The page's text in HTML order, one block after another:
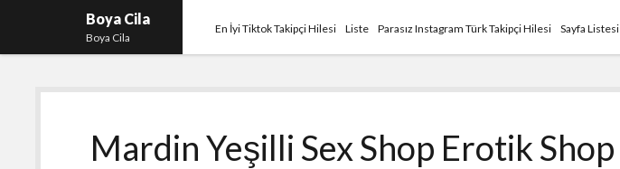
Boya Cila
Boya Cila
En İyi Tiktok Takipçi Hilesi Liste Parasız Instagram Türk Takipçi Hilesi Sayfa Listesi
Mardin Yeşilli Sex Shop Erotik Shop